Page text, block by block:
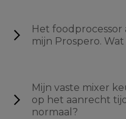
Het
mijn Prospero.
Mijn vaste mixer
op het aanrecht
normaal?